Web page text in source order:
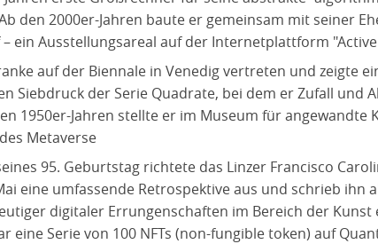
den 2000er-Jahren baute er gemeinsam mit seiner
– ein Ausstellungsareal auf der Internetplattform
auf der Biennale in Venedig vertreten und zeigte
Siebdruck der Serie Quadrate, bei dem er Zufall und
1950er-Jahren stellte er im Museum für angewandte
Metaverse
95. Geburtstag richtete das Linzer Francisco
eine umfassende Retrospektive aus und schrieb ihn
digitaler Errungenschaften im Bereich der Kunst
eine Serie von 100 NFTs (non-fungible token) auf